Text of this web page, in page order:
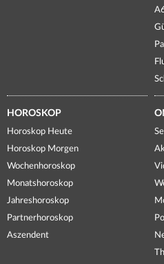
HOROSKOP
Horoskop Heute
Horoskop Morgen
Wochenhoroskop
Monatshoroskop
Jahreshoroskop
Partnerhoroskop
Aszendent